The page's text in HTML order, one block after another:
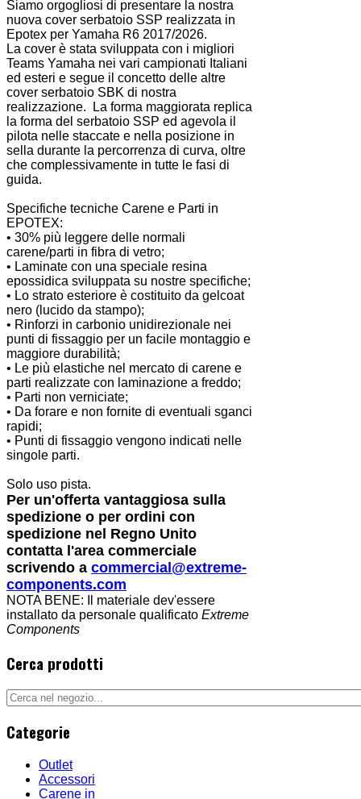
Siamo orgogliosi di presentare la nostra
nuova cover serbatoio SSP realizzata in
Epotex per Yamaha R6 2017/2026.
La cover è stata sviluppata con i migliori
Teams Yamaha nei vari campionati Italiani
ed esteri e segue il concetto delle altre
cover serbatoio SBK di nostra
realizzazione. La forma maggiorata replica
la forma del serbatoio SSP ed agevola il
pilota nelle staccate e nella posizione in
sella durante la percorrenza di curva, oltre
che complessivamente in tutte le fasi di
guida.
Specifiche tecniche Carene e Parti in
EPOTEX:
• 30% più leggere delle normali
carene/parti in fibra di vetro;
• Laminate con una speciale resina
epossidica sviluppata su nostre specifiche;
• Lo strato esteriore è costituito da gelcoat
nero (lucido da stampo);
• Rinforzi in carbonio unidirezionale nei
punti di fissaggio per un facile montaggio e
maggiore durabilità;
• Le più elastiche nel mercato di carene e
parti realizzate con laminazione a freddo;
• Parti non verniciate;
• Da forare e non fornite di eventuali sganci
rapidi;
• Punti di fissaggio vengono indicati nelle
singole parti.
Solo uso pista.
Per un'offerta vantaggiosa sulla
spedizione o per ordini con
spedizione nel Regno Unito
contatta l'area commerciale
scrivendo a commercial@extreme-
components.com
NOTA BENE: Il materiale dev'essere
installato da personale qualificato Extreme
Components
Cerca prodotti
Categorie
Outlet
Accessori
Carene in